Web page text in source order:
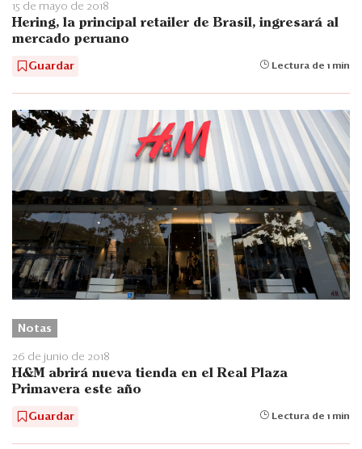
15 de mayo de 2018
Hering, la principal retailer de Brasil, ingresará al
mercado peruano
Guardar Lectura de 1 min
Notas
26 de junio de 2018
H&M abrirá nueva tienda en el Real Plaza
Primavera este año
Guardar Lectura de 1 min